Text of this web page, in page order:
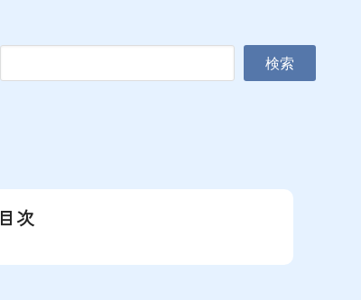
検索
目次